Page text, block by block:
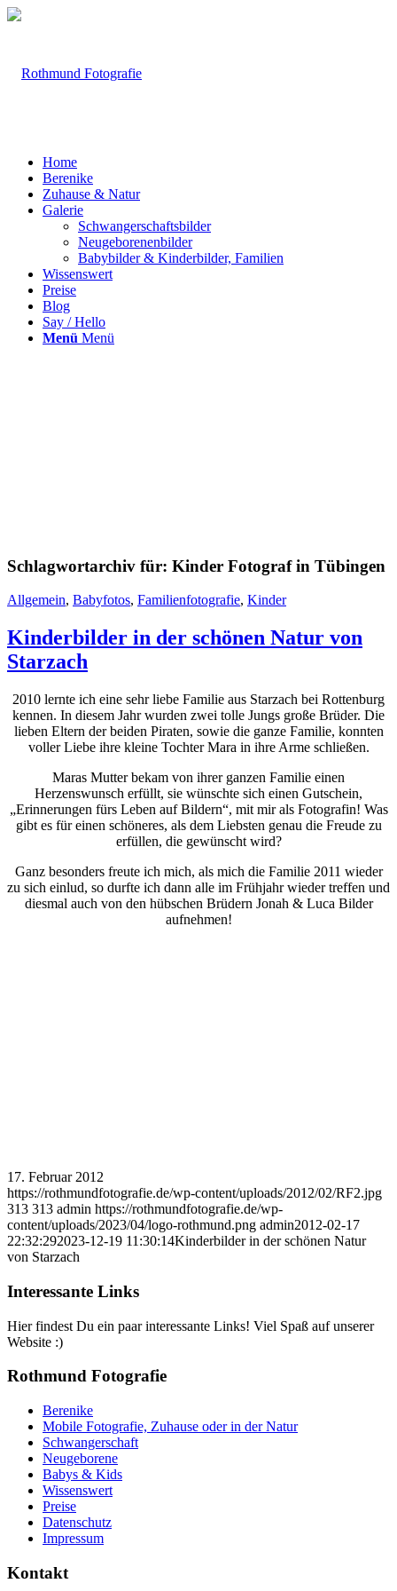
Home
Berenike
Zuhause & Natur
Galerie
Schwangerschaftsbilder
Neugeborenenbilder
Babybilder & Kinderbilder, Familien
Wissenswert
Preise
Blog
Say / Hello
Menü Menü
Schlagwortarchiv für: Kinder Fotograf in Tübingen
Allgemein, Babyfotos, Familienfotografie, Kinder
Kinderbilder in der schönen Natur von
Starzach
2010 lernte ich eine sehr liebe Familie aus Starzach bei Rottenburg
kennen. In diesem Jahr wurden zwei tolle Jungs große Brüder. Die
lieben Eltern der beiden Piraten, sowie die ganze Familie, konnten
voller Liebe ihre kleine Tochter Mara in ihre Arme schließen.
Maras Mutter bekam von ihrer ganzen Familie einen
Herzenswunsch erfüllt, sie wünschte sich einen Gutschein,
„Erinnerungen fürs Leben auf Bildern“, mit mir als Fotografin! Was
gibt es für einen schöneres, als dem Liebsten genau die Freude zu
erfüllen, die gewünscht wird?
Ganz besonders freute ich mich, als mich die Familie 2011 wieder
zu sich einlud, so durfte ich dann alle im Frühjahr wieder treffen und
diesmal auch von den hübschen Brüdern Jonah & Luca Bilder
aufnehmen!
17. Februar 2012
https://rothmundfotografie.de/wp-content/uploads/2012/02/RF2.jpg
313 313 admin https://rothmundfotografie.de/wp-
content/uploads/2023/04/logo-rothmund.png admin2012-02-17
22:32:292023-12-19 11:30:14Kinderbilder in der schönen Natur
von Starzach
Interessante Links
Hier findest Du ein paar interessante Links! Viel Spaß auf unserer
Website :)
Rothmund Fotografie
Berenike
Mobile Fotografie, Zuhause oder in der Natur
Schwangerschaft
Neugeborene
Babys & Kids
Wissenswert
Preise
Datenschutz
Impressum
Kontakt